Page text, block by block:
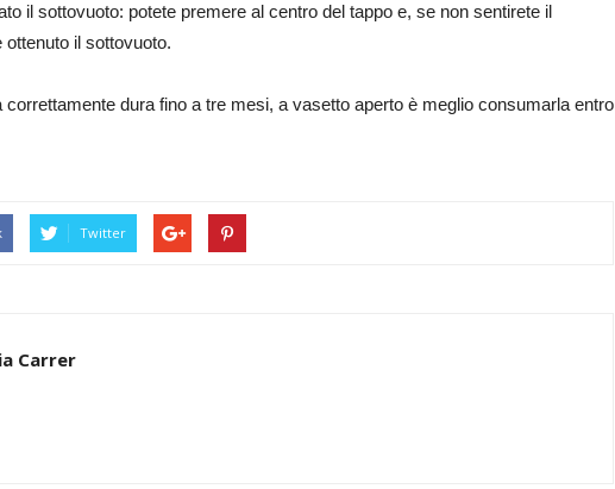
il sottovuoto: potete premere al centro del tappo e, se non sentirete il
il sottovuoto.
dura fino a tre mesi, a vasetto aperto è meglio consumarla entro
Twitter
Carrer